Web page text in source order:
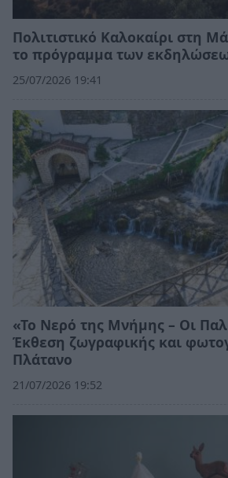
Πολιτιστικό Καλοκαίρι στη
το πρόγραμμα των
25/07/2026 19:41
«Το Νερό της Μνήμης – Οι
Έκθεση ζωγραφικής και
Πλάτανο
21/07/2026 19:52